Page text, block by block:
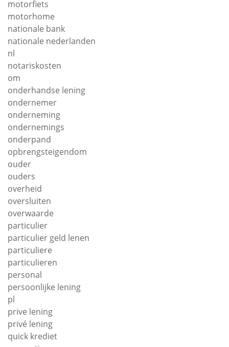
motorfiets
motorhome
nationale bank
nationale nederlanden
nl
notariskosten
om
onderhandse lening
ondernemer
onderneming
ondernemings
onderpand
opbrengsteigendom
ouder
ouders
overheid
oversluiten
overwaarde
particulier
particulier geld lenen
particuliere
particulieren
personal
persoonlijke lening
pl
prive lening
privé lening
quick krediet